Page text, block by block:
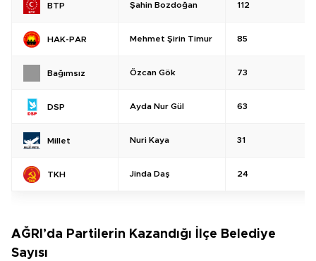
BTP Şahin Bozdoğan 112
HAK-PAR Mehmet Şirin Timur 85
Bağımsız Özcan Gök 73
DSP Ayda Nur Gül 63
Millet Nuri Kaya 31
TKH Jinda Daş 24
AĞRI’da Partilerin Kazandığı İlçe Belediye
Sayısı